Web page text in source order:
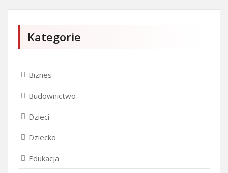
Kategorie
Biznes
Budownictwo
Dzieci
Dziecko
Edukacja